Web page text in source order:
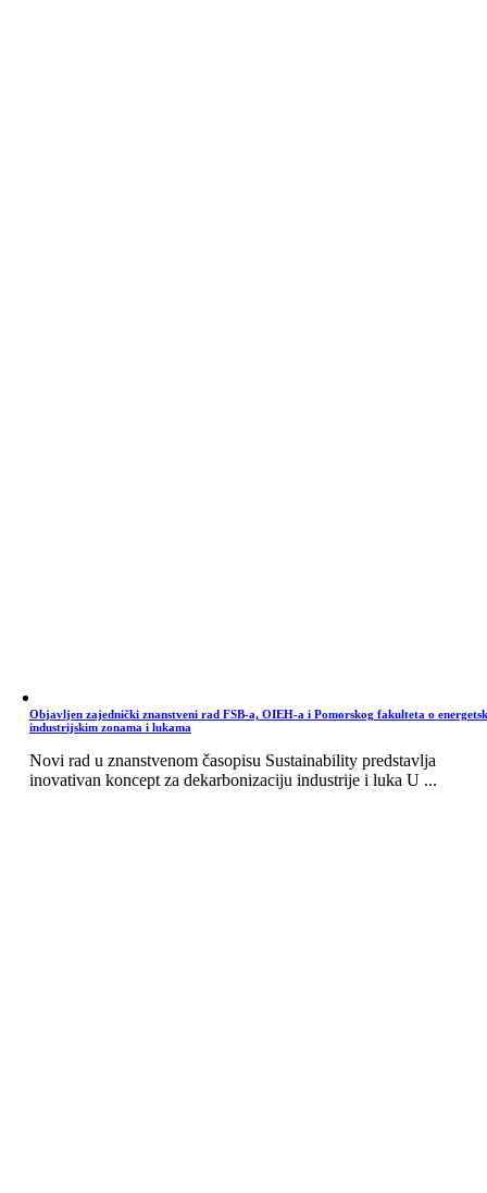
Objavljen zajednički znanstveni rad FSB-a, OIEH-a i Pomorskog fakulteta o
industrijskim zonama i lukama
Novi rad u znanstvenom časopisu Sustainability predstavlja
inovativan koncept za dekarbonizaciju industrije i luka U ...